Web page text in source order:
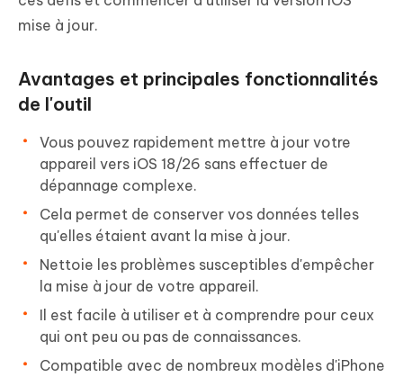
mise à jour.
Avantages et principales fonctionnalités
de l'outil
Vous pouvez rapidement mettre à jour votre
appareil vers iOS 18/26 sans effectuer de
dépannage complexe.
Cela permet de conserver vos données telles
qu'elles étaient avant la mise à jour.
Nettoie les problèmes susceptibles d'empêcher
la mise à jour de votre appareil.
Il est facile à utiliser et à comprendre pour ceux
qui ont peu ou pas de connaissances.
Compatible avec de nombreux modèles d'iPhone